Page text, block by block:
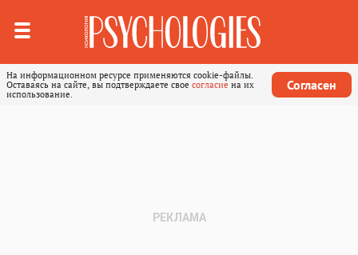
На информационном ресурсе применяются cookie-файлы.
Оставаясь на сайте, вы подтверждаете свое согласие на их
использование.
Согласен